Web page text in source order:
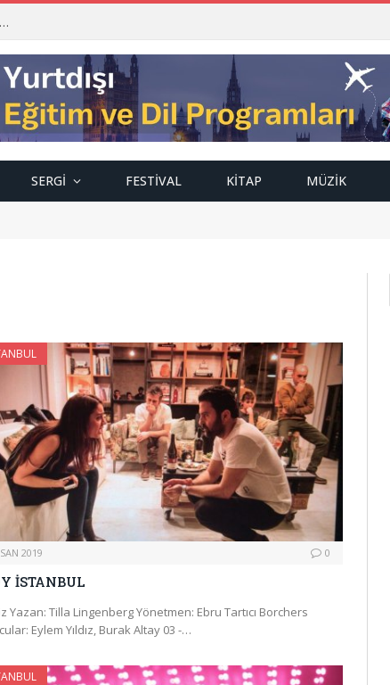
SERGI FESTIVAL KITAP MÜZIK
2019 0
İSTANBUL
Yazan: Tilla Lingenberg Yönetmen: Ebru Tartıcı Borchers
Eylem Yıldız, Burak Altay 03 -…